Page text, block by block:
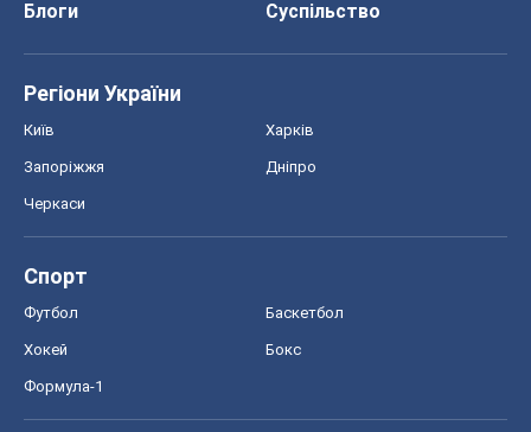
Блоги
Суспільство
Регіони України
Київ Харків
Запоріжжя Дніпро
Черкаси
Спорт
Футбол Баскетбол
Хокей Бокс
Формула-1